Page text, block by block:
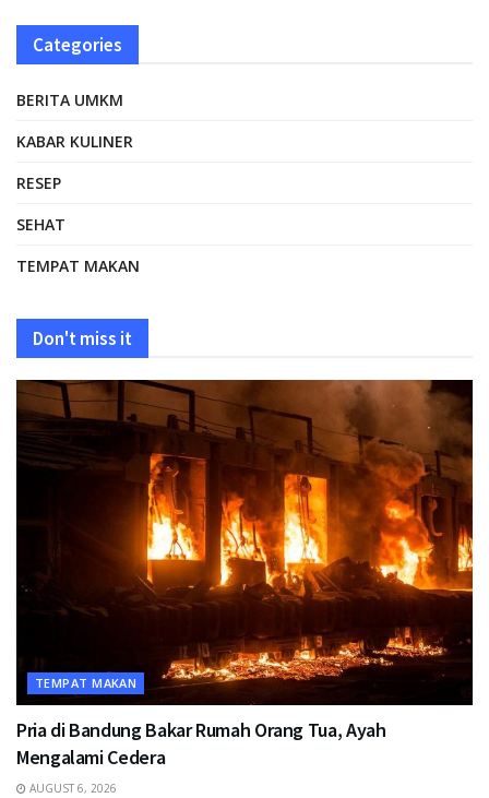
Categories
BERITA UMKM
KABAR KULINER
RESEP
SEHAT
TEMPAT MAKAN
Don't miss it
TEMPAT MAKAN
Pria di Bandung Bakar Rumah Orang Tua, Ayah
Mengalami Cedera
AUGUST 6, 2026